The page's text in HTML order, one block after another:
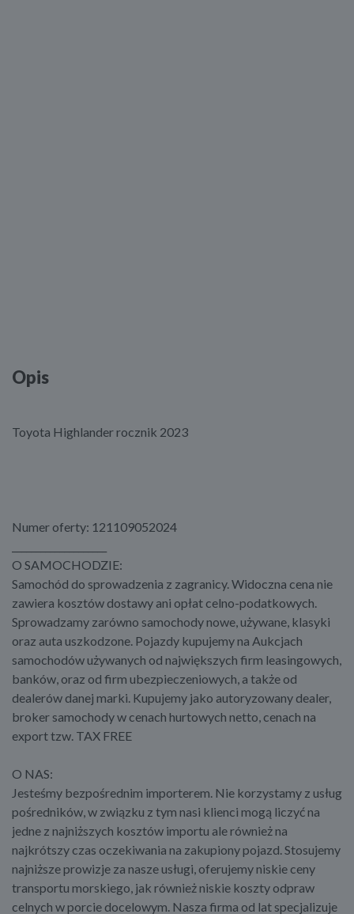
Opis
Toyota Highlander rocznik 2023
Numer oferty: 121109052024
O SAMOCHODZIE:
Samochód do sprowadzenia z zagranicy. Widoczna cena nie
zawiera kosztów dostawy ani opłat celno-podatkowych.
Sprowadzamy zarówno samochody nowe, używane, klasyki
oraz auta uszkodzone. Pojazdy kupujemy na Aukcjach
samochodów używanych od największych firm leasingowych,
banków, oraz od firm ubezpieczeniowych, a także od
dealerów danej marki. Kupujemy jako autoryzowany dealer,
broker samochody w cenach hurtowych netto, cenach na
export tzw. TAX FREE
O NAS:
Jesteśmy bezpośrednim importerem. Nie korzystamy z usług
pośredników, w związku z tym nasi klienci mogą liczyć na
jedne z najniższych kosztów importu ale również na
najkrótszy czas oczekiwania na zakupiony pojazd. Stosujemy
najniższe prowizje za nasze usługi, oferujemy niskie ceny
transportu morskiego, jak również niskie koszty odpraw
celnych w porcie docelowym. Nasza firma od lat specjalizuje